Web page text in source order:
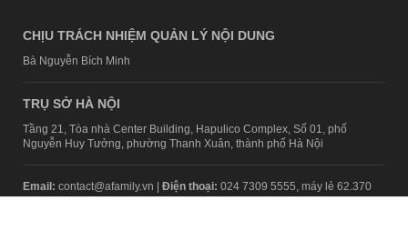
CHỊU TRÁCH NHIỆM QUẢN LÝ NỘI DUNG
Bà Nguyễn Bích Minh
TRỤ SỞ HÀ NỘI
Tầng 21, Tòa nhà Center Building, Hapulico Complex, Số 01, phố
Nguyễn Huy Tưởng, phường Thanh Xuân, thành phố Hà Nội
Email: contact@afamily.vn | Điện thoại: 024 7309 5555, máy lẻ 62.370